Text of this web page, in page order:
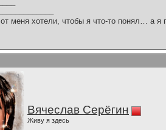
меня хотели, чтобы я что-то понял… а
Вячеслав Серёгин
Живу я здесь